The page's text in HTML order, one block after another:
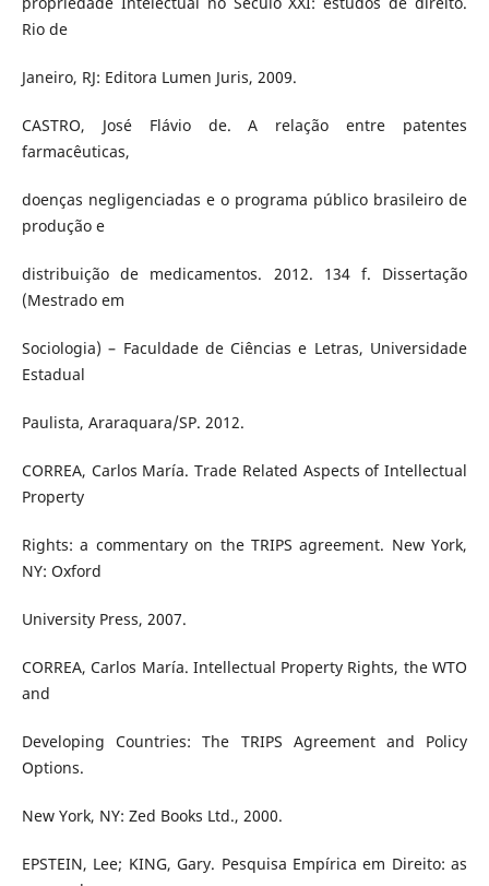
Rio de
Janeiro, RJ: Editora Lumen Juris, 2009.
CASTRO, José Flávio de. A relação entre patentes
farmacêuticas,
doenças negligenciadas e o programa público brasileiro de
produção e
distribuição de medicamentos. 2012. 134 f. Dissertação
(Mestrado em
Sociologia) – Faculdade de Ciências e Letras, Universidade
Estadual
Paulista, Araraquara/SP. 2012.
CORREA, Carlos María. Trade Related Aspects of Intellectual
Property
Rights: a commentary on the TRIPS agreement. New York,
NY: Oxford
University Press, 2007.
CORREA, Carlos María. Intellectual Property Rights, the WTO
and
Developing Countries: The TRIPS Agreement and Policy
Options.
New York, NY: Zed Books Ltd., 2000.
EPSTEIN, Lee; KING, Gary. Pesquisa Empírica em Direito: as